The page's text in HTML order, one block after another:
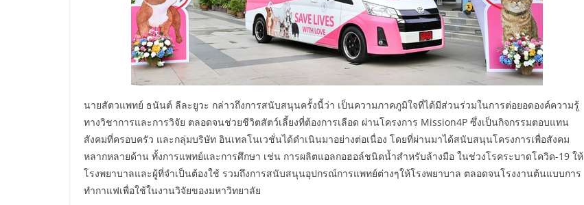
นายสัตวแพทย์ ธนันต์ ลีละยูวะ กล่าวถึงการสนับสนุนครั้งนี้ว่า เป็นความภาคภูมิใจที่ได้มีส่วนร่วมในการต่อยอดองค์ความรู้
ทางวิชาการและการวิจัย ตลอดจนช่วยชีวิตสัตว์เลี้ยงที่ต้องการเลือด ผ่านโครงการ Mission4P ซึ่งเป็นกิจกรรมตอบแทน
สังคมที่ครอบครัว และกลุ่มบริษัท อินเทลโนเวชั่นได้ดำเนินมาอย่างต่อเนื่อง โดยที่ผ่านมาได้สนับสนุนโครงการเพื่อสังคม
หลากหลายด้าน ทั้งการแพทย์และการศึกษา เช่น การผลิตแอลกอฮอล์ชนิดน้ำสำหรับล้างมือ ในช่วงโรคระบาดโควิด-19 ให้
โรงพยาบาลและผู้ที่จำเป็นต้องใช้ รวมถึงการสนับสนุนอุปกรณ์การแพทย์ต่างๆให้โรงพยาบาล ตลอดจนโรงงานต้นแบบการ
ทำกาแฟเพื่อใช้ในงานวิจัยของมหาวิทยาลัย